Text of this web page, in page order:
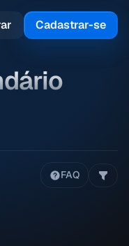
Cadastrar-se
FAQ